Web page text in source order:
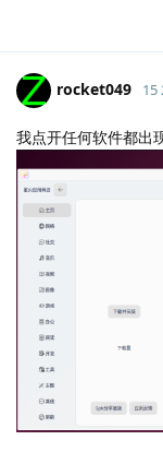
rocket049 15
我点开任何软件都出